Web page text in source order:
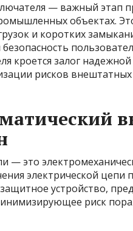
— важный этап
объектах.
и коротких
кроется залог
рисков внештатных
— это
электрической
устройство,
риск